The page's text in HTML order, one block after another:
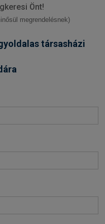
Önt!
megrendelésnek)
társasházi